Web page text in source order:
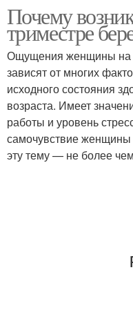
Почему
триместре
Ощущения женщины на
зависят от многих
исходного состояния
возраста. Имеет
работы и уровень
самочувствие женщины
эту тему — не более